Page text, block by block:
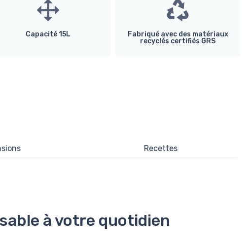
Capacité 15L
Fabriqué avec des matériaux
recyclés certifiés GRS
Recettes
à votre quotidien